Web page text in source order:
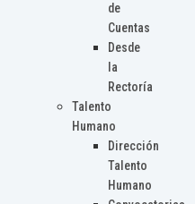
de
Cuentas
Desde
la
Rectoría
Talento
Humano
Dirección
Talento
Humano